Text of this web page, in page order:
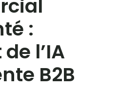
:
l’IA
B2B